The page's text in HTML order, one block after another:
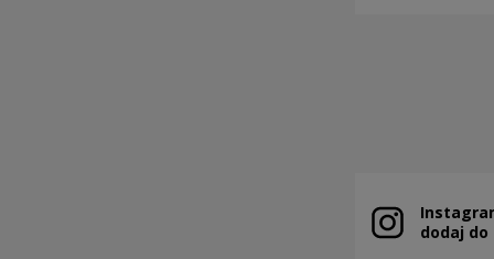
dodaj do
Note, the link